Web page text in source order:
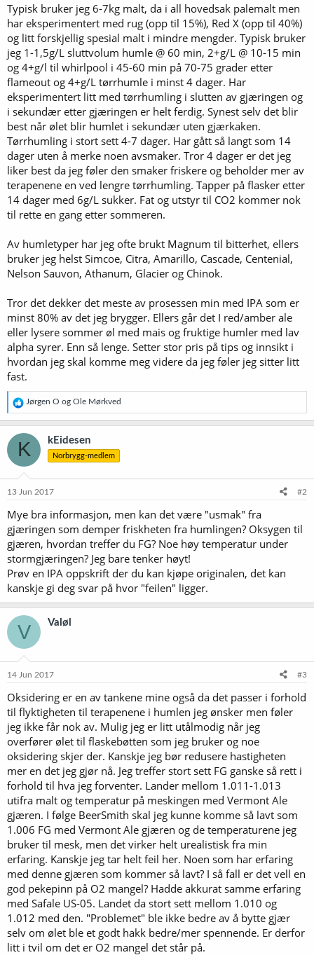
Typisk bruker jeg 6-7kg malt, da i all hovedsak palemalt men
har eksperimentert med rug (opp til 15%), Red X (opp til 40%)
og litt forskjellig spesial malt i mindre mengder. Typisk bruker
jeg 1-1,5g/L sluttvolum humle @ 60 min, 2+g/L @ 10-15 min
og 4+g/l til whirlpool i 45-60 min på 70-75 grader etter
flameout og 4+g/L tørrhumle i minst 4 dager. Har
eksperimentert litt med tørrhumling i slutten av gjæringen og
i sekundær etter gjæringen er helt ferdig. Synest selv det blir
best når ølet blir humlet i sekundær uten gjærkaken.
Tørrhumling i stort sett 4-7 dager. Har gått så langt som 14
dager uten å merke noen avsmaker. Tror 4 dager er det jeg
liker best da jeg føler den smaker friskere og beholder mer av
terapenene en ved lengre tørrhumling. Tapper på flasker etter
14 dager med 6g/L sukker. Fat og utstyr til CO2 kommer nok
til rette en gang etter sommeren.
Av humletyper har jeg ofte brukt Magnum til bitterhet, ellers
bruker jeg helst Simcoe, Citra, Amarillo, Cascade, Centenial,
Nelson Sauvon, Athanum, Glacier og Chinok.
Tror det dekker det meste av prosessen min med IPA som er
minst 80% av det jeg brygger. Ellers går det I red/amber ale
eller lysere sommer øl med mais og fruktige humler med lav
alpha syrer. Enn så lenge. Setter stor pris på tips og innsikt i
hvordan jeg skal komme meg videre da jeg føler jeg sitter litt
fast.
R
e
a
k
s
j
o
e
:
Jørgen O og Ole Mørkved
K kEidesen
Norbrygg-medlem
13 Jun 2017 #2
Mye bra informasjon, men kan det være "usmak" fra
gjæringen som demper friskheten fra humlingen? Oksygen til
gjæren, hvordan treffer du FG? Noe høy temperatur under
stormgjæringen? Jeg bare tenker høyt!
Prøv en IPA oppskrift der du kan kjøpe originalen, det kan
kanskje gi deg svar på hvor "feilen" ligger.
V Valøl
14 Jun 2017 #3
Oksidering er en av tankene mine også da det passer i forhold
til flyktigheten til terapenene i humlen jeg ønsker men føler
jeg ikke får nok av. Mulig jeg er litt utålmodig når jeg
overfører ølet til flaskebøtten som jeg bruker og noe
oksidering skjer der. Kanskje jeg bør redusere hastigheten
mer en det jeg gjør nå. Jeg treffer stort sett FG ganske så rett i
forhold til hva jeg forventer. Lander mellom 1.011-1.013
utifra malt og temperatur på meskingen med Vermont Ale
gjæren. I følge BeerSmith skal jeg kunne komme så lavt som
1.006 FG med Vermont Ale gjæren og de temperaturene jeg
bruker til mesk, men det virker helt urealistisk fra min
erfaring. Kanskje jeg tar helt feil her. Noen som har erfaring
med denne gjæren som kommer så lavt? I så fall er det vell en
god pekepinn på O2 mangel? Hadde akkurat samme erfaring
med Safale US-05. Landet da stort sett mellom 1.010 og
1.012 med den. "Problemet" ble ikke bedre av å bytte gjær
selv om ølet ble et godt hakk bedre/mer spennende. Er derfor
litt i tvil om det er O2 mangel det står på.